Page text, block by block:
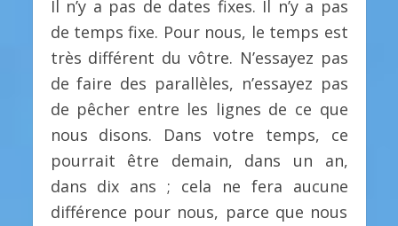
Il n’y a pas de dates fixes. Il n’y a pas
de temps fixe. Pour nous, le temps est
très différent du vôtre. N’essayez pas
de faire des parallèles, n’essayez pas
de pêcher entre les lignes de ce que
nous disons. Dans votre temps, ce
pourrait être demain, dans un an,
dans dix ans ; cela ne fera aucune
différence pour nous, parce que nous